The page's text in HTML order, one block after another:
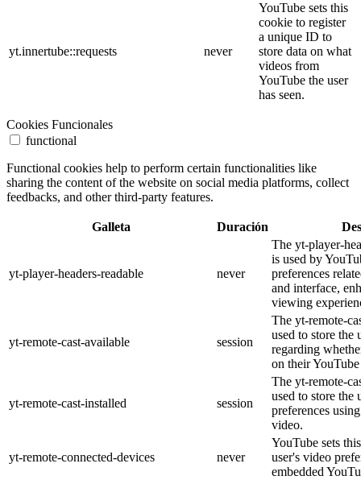
yt.innertube::requests never
YouTube sets this
cookie to register
a unique ID to
store data on what
videos from
YouTube the user
has seen.
Cookies Funcionales
functional
Functional cookies help to perform certain functionalities like
sharing the content of the website on social media platforms, collect
feedbacks, and other third-party features.
Galleta Duración
yt-player-headers-readable never
The yt-player-
is used by
preferences
and interface,
viewing
yt-remote-cast-available session
The yt-remote-
used to store the
regarding
on their
yt-remote-cast-installed session
The yt-remote-
used to store the
preferences
video.
yt-remote-connected-devices never
YouTube sets
user's video
embedded